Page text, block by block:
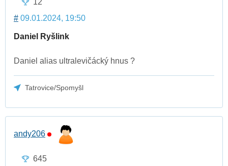
12
# 09.01.2024, 19:50
Daniel Ryšlink
Daniel alias ultralevičácký hnus ?
Tatrovice/Spomyšl
andy206
645